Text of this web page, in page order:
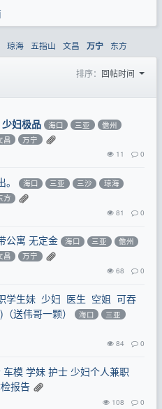
琼海 五指山 文昌 万宁 东方
排序： 回帖时间
妇极品 海口 三亚
儋州
昌 万宁
11 0
海口 三亚 三沙
琼海
方
81 0
公寓 无定金 海口 三亚
儋州
昌 万宁
68 0
学生妹 少妇 医生 空姐 可吞
送伟哥一颗）
海口
三亚
84 0
车模 学妹 护士 少妇个人兼职
报告
108 0